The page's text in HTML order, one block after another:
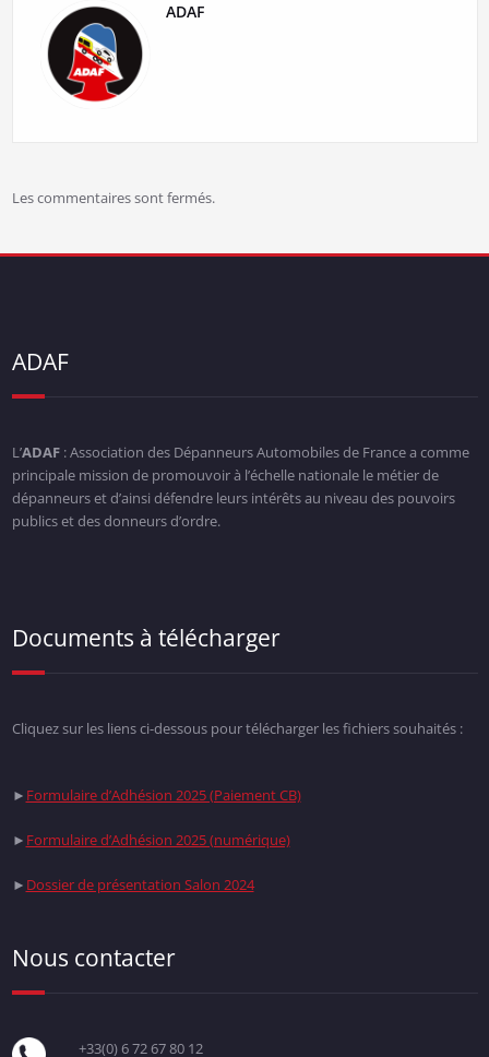
ADAF
Les commentaires sont fermés.
ADAF
L’ADAF: Association des Dépanneurs Automobiles de France a comme
principale mission de promouvoir à l’échelle nationale le métier de
dépanneurs et d’ainsi défendre leurs intérêts au niveau des pouvoirs
publics et des donneurs d’ordre.
Documents à télécharger
Cliquez sur les liens ci-dessous pour télécharger les fichiers souhaités :
► Formulaire d’Adhésion 2025 (Paiement CB)
► Formulaire d’Adhésion 2025 (numérique)
► Dossier de présentation Salon 2024
Nous contacter
+33(0) 6 72 67 80 12